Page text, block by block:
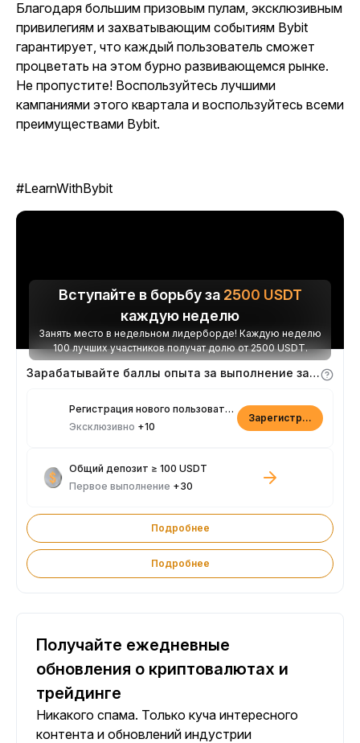
Благодаря большим призовым пулам, эксклюзивным
привилегиям и захватывающим событиям Bybit
гарантирует, что каждый пользователь сможет
процветать на этом бурно развивающемся рынке.
Не пропустите! Воспользуйтесь лучшими
кампаниями этого квартала и воспользуйтесь всеми
преимуществами Bybit.
#LearnWithBybit
Вступайте в борьбу за 2500 USDT
каждую неделю
Занять место в недельном лидерборде! Каждую неделю
100 лучших участников получат долю от 2500 USDT.
Зарабатывайте баллы опыта за выполнение заданий
Регистрация нового пользователя
Эксклюзивно +10
Зарегистрироваться
Общий депозит ≥ 100 USDT
Первое выполнение +30
Подробнее
Подробнее
Получайте ежедневные
обновления о криптовалютах и
трейдинге
Никакого спама. Только куча интересного
контента и обновлений индустрии